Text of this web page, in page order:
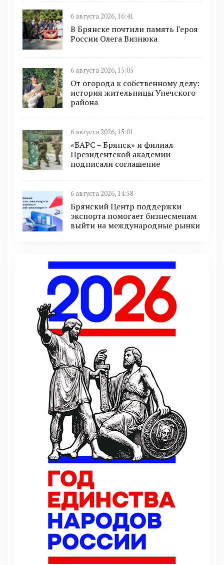
6 августа 2026, 16:41
В Брянске почтили память Героя
России Олега Визнюка
6 августа 2026, 15:05
От огорода к собственному делу:
история жительницы Унечского
района
6 августа 2026, 15:01
«БАРС – Брянск» и филиал
Президентской академии
подписали соглашение
6 августа 2026, 14:58
Брянский Центр поддержки
экспорта помогает бизнесменам
выйти на международные рынки